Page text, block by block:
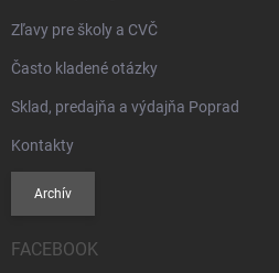
Zľavy pre školy a CVČ
Často kladené otázky
Sklad, predajňa a výdajňa Poprad
Kontakty
Archív
FACEBOOK